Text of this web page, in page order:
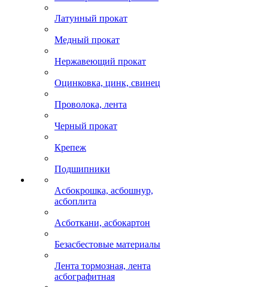
Латунный прокат
Медный прокат
Нержавеющий прокат
Оцинковка, цинк, свинец
Проволока, лента
Черный прокат
Крепеж
Подшипники
Асбокрошка, асбошнур,
асбоплита
Асботкани, асбокартон
Безасбестовые материалы
Лента тормозная, лента
асбографитная